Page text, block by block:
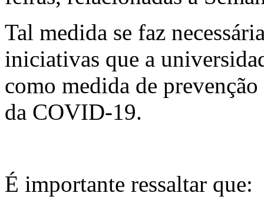
Tal medida se faz
iniciativas que a
como medida de
da COVID-19.
É importante ressaltar que: